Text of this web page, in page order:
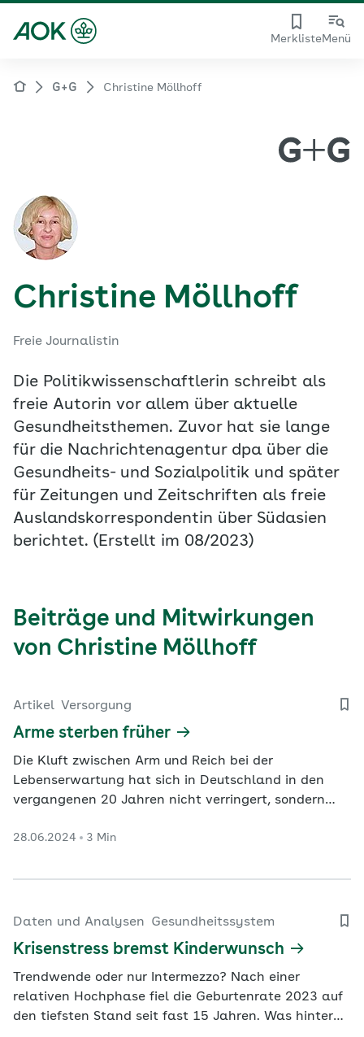
MerklisteMenü
G+G Christine Möllhoff
Christine Möllhoff
Freie Journalistin
Die Politikwissenschaftlerin schreibt als
freie Autorin vor allem über aktuelle
Gesundheitsthemen. Zuvor hat sie lange
für die Nachrichtenagentur dpa über die
Gesundheits- und Sozialpolitik und später
für Zeitungen und Zeitschriften als freie
Auslandskorrespondentin über Südasien
berichtet. (Erstellt im 08/2023)
Beiträge und Mitwirkungen
von Christine Möllhoff
Artikel Versorgung
Arme sterben früher
Die Kluft zwischen Arm und Reich bei der
Lebenserwartung hat sich in Deutschland in den
vergangenen 20 Jahren nicht verringert, sondern
Wie sich gegensteuern lässt, erläutert Matthias
Gespräch mit G+G.
28.06.2024 3 Min
Daten und Analysen Gesundheitssystem
Krisenstress bremst Kinderwunsch
Trendwende oder nur Intermezzo? Nach einer
relativen Hochphase fiel die Geburtenrate 2023 auf
den tiefsten Stand seit fast 15 Jahren. Was hinter